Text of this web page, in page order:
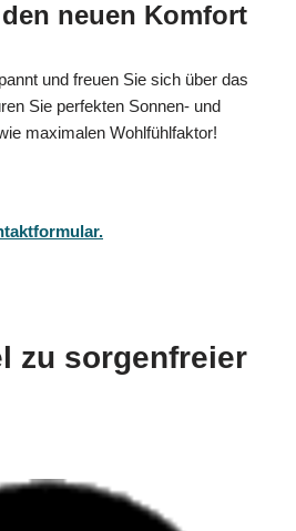
neuen Komfort
und freuen Sie sich über das
Sie perfekten Sonnen- und
maximalen Wohlfühlfaktor!
zu sorgenfreier